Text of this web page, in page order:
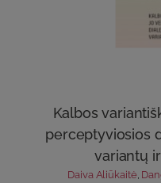
Kalbos
perceptyviosios
variantų
Daiva Aliūkaitė